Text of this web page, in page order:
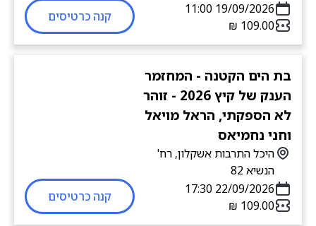
19/09/2026 11:00
קנה כרטיסים
בת הים הקטנה - המחזמר
הענק של קיץ 2026 - זוהר
לא הספקתי, הראל מויאל
וחני נחמיאס
היכל התרבות אשקלון, רח'
הנשיא 82
22/09/2026 17:30
קנה כרטיסים